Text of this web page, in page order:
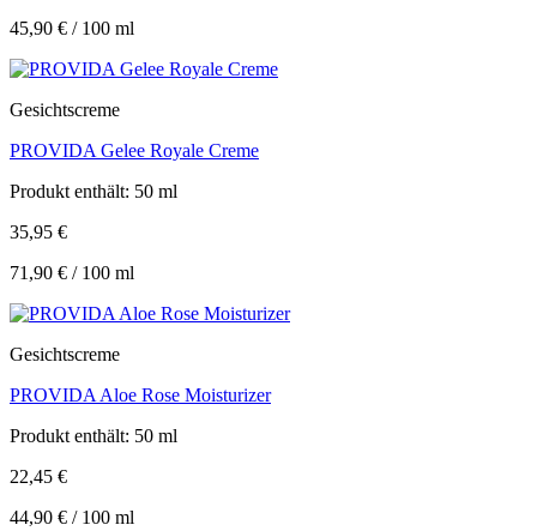
45,90 € / 100 ml
Gesichtscreme
PROVIDA Gelee Royale Creme
Produkt enthält: 50 ml
35,95 €
71,90 € / 100 ml
Gesichtscreme
PROVIDA Aloe Rose Moisturizer
Produkt enthält: 50 ml
22,45 €
44,90 € / 100 ml